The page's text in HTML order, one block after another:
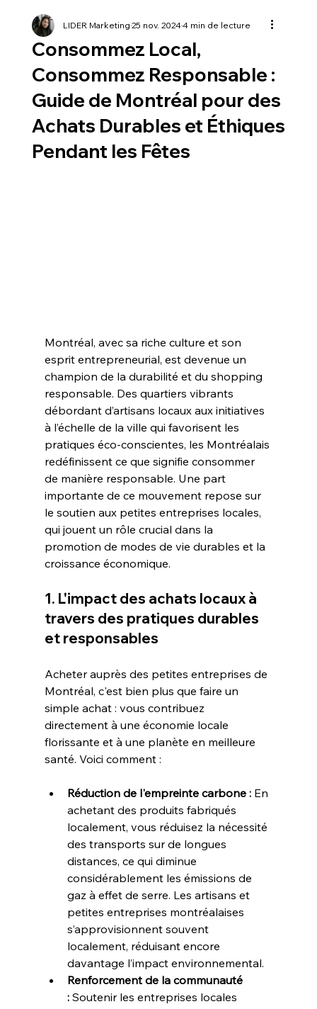
Consommez Local,
Consommez Responsable :
Guide de Montréal pour des
Achats Durables et Éthiques
Pendant les Fêtes
LIDER Marketing25 nov. 20244 min de lecture
Montréal, avec sa riche culture et son
esprit entrepreneurial, est devenue un
champion de la durabilité et du shopping
responsable. Des quartiers vibrants
débordant d’artisans locaux aux initiatives
à l’échelle de la ville qui favorisent les
pratiques éco-conscientes, les Montréalais
redéfinissent ce que signifie consommer
de manière responsable. Une part
importante de ce mouvement repose sur
le soutien aux petites entreprises locales,
qui jouent un rôle crucial dans la
promotion de modes de vie durables et la
croissance économique.
1. L'impact des achats locaux à
travers des pratiques durables
et responsables
Acheter auprès des petites entreprises de
Montréal, c'est bien plus que faire un
simple achat : vous contribuez
directement à une économie locale
florissante et à une planète en meilleure
santé. Voici comment :
Réduction de l'empreinte carbone : En
achetant des produits fabriqués
localement, vous réduisez la nécessité
des transports sur de longues
distances, ce qui diminue
considérablement les émissions de
gaz à effet de serre. Les artisans et
petites entreprises montréalaises
s’approvisionnent souvent
localement, réduisant encore
davantage l’impact environnemental.
Renforcement de la communauté
: Soutenir les entreprises locales